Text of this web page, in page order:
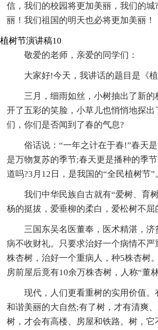
信，我们的校园将更加美丽，我们的城
丽！我们祖国的明天也必将更加美丽！
植树节演讲稿10
敬爱的老师，亲爱的同学们：
大家好!今天，我讲话的题目是《植
三月，细雨如丝，小树抽出了新的
开了五彩的笑脸，小草儿也悄悄地探出
们，你们是否闻到了春的气息?
俗话说：“一年之计在于春!”春天
是万物复苏的季节;春天更是播种的季
道吗?3月12日，是我国的“全民植树节”
我们中华民族自古就有“爱树、育
杨的挺拔，爱垂柳的柔白，爱松树不屈
三国东吴名医董奉，医术精湛，
病不收财礼。只要求治好一个病情不严
株杏树，治好一个重病人，种5株杏树
房前屋后竟有10余万株杏树，人称“董林
现代，人们更看重树的实用价值。
和谐美丽的大自然;有了树，才有清爽
树，才会有高楼、房屋和铁路。树，它